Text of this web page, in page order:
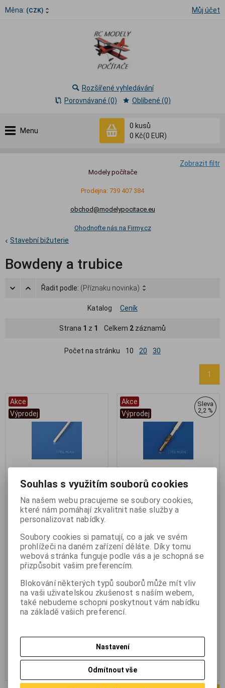
Měna: (CZK) Můj účet
Menu
0 kusů
0 Kč(0 EUR)
Rozšířené vyhledávání
Porovnávané (0)
Oblíbené (0)
Zobrazit filtr
Modely počítače
Prodejna: 739 407 384
obchod@modelypocitace.eu
Ohodnoťte nás na Firmy.cz
Stavební bižuterie
Bowdeny a trubice
Řadit podle: (Příznaku novinka)
Katalog Ceník
Strana 1 z 1 Celkem 2 záznamů
Počet na stránku 10 20 30
1
Akce
Výprodej
Bowdenová trubice M2 1.5m
vnitřní
Katalogové číslo:j_050063
Záruka (měsíců):24
Termín dodání (dny):skladem
Skladem:4 ks
Hmotnost:0,05 kg
EAN:050063
Bowdenová trubice M2 1.5m
vnitřní Pelikán Bowdenová
trubice M2 vnitřní 1,5 m.
Bowdenová trubice M2 vnitřní 1,5
10,80 Kč(0,458 EUR)
Přidat do košíku
Akce
Výprodej
Sleva
2,2 %
Kompletní bowden - tisícihran
M3 1.5m s drátem
Katalogové číslo:j_050092
Záruka (měsíců): 24
Termín dodání (dny):skladem
Skladem:3 ks
Hmotnost:
EAN:
050092
Kompletní bowden - tisícihran
M3 1.5m s drátem Pelikán
Bowden M3 tisícihran s drátem
1,5 m. Bowden M3 tisícihran s
66 Kč(2,797 EUR)67,60 Kč
54,60 Kč
bez DPH:)
Souhlas s využitím souborů cookies
Na našem webu pracujeme se soubory cookies,
které nám pomáhají zkvalitnit naše služby a
personalizovat nabídky.
Soubory cookies si pamatují, co a jak ve svém
prohlížeči na daném zařízení děláte. Díky tomu
webová stránka funguje podle vás a je schopná se
přizpůsobit vašim preferencím.
Blokování některých typů souborů může mít vliv
na vaši uživatelskou zkušenost s naším webem,
také nebudeme schopni poskytnout vám nabídku
na základě vašich preferencí.
Nastavení
Odmítnout vše